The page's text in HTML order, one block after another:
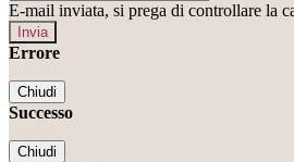
E-mail inviata, si prega di controllare la
Errore
Chiudi
Successo
Chiudi